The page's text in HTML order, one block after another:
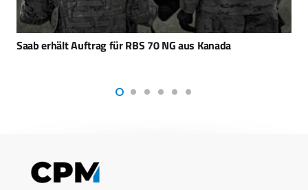
Gripen F – Saab rollt neuen Kampfjet aus